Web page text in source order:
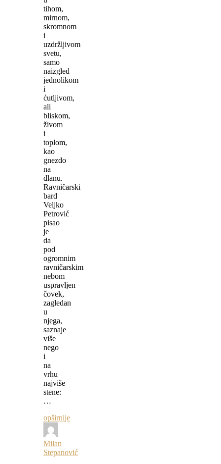
tihom,
mirnom,
skromnom
i
uzdržljivom
svetu,
samo
naizgled
jednolikom
i
ćutljivom,
ali
bliskom,
živom
i
toplom,
kao
gnezdo
na
dlanu.
Ravničarski
bard
Veljko
Petrović
pisao
je
da
pod
ogromnim
ravničarskim
nebom
uspravljen
čovek,
zagledan
u
njega,
saznaje
više
nego
i
na
vrhu
najviše
stene:
…
opširnije
Milan
Stepanović